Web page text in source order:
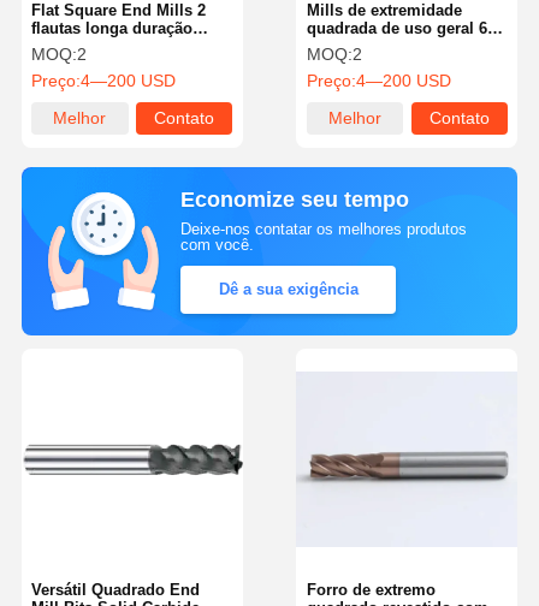
Flat Square End Mills 2
flautas longa duração
resistente ao desgaste
Direção de corte da mão
direita
MOQ:2
Preço:4—200 USD
Melhor
Contato
Mills de extremidade
quadrada de uso geral 6
flautas com ângulo de 45
graus de hélice
MOQ:2
Preço:4—200 USD
Melhor
Contato
Economize seu tempo
Deixe-nos contatar os melhores produtos
com você.
Dê a sua exigência
Forro de extremo
Versátil Quadrado End